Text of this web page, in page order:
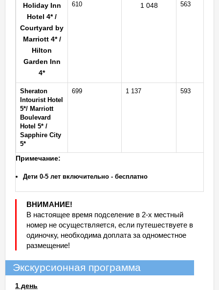
Holiday Inn
Hotel 4* /
Courtyard by
Marriott 4* /
Hilton
Garden Inn
4*
610 1 048 563
Sheraton
Intourist Hotel
5*/ Marriott
Boulevard
Hotel 5* /
Sapphire City
5*
699 1 137 593
Примечание:
Дети 0-5 лет включительно - бесплатно
ВНИМАНИЕ!
В настоящее время подселение в 2-х местный
номер не осуществляется, если путешествуете в
одиночку, необходима доплата за одноместное
размещение!
Экскурсионная программа
1 день